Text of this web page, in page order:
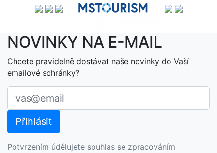
NOVINKY NA E-MAIL
Chcete pravidelně dostávat naše novinky do Vaší
emailové schránky?
Potvrzením údělujete souhlas se zpracováním